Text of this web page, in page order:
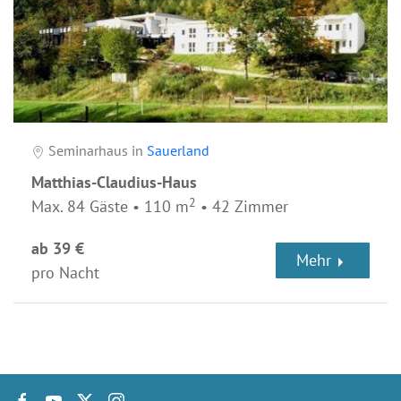
Seminarhaus in Sauerland
Matthias-Claudius-Haus
Max. 84 Gäste • 110 m2 • 42 Zimmer
ab 39 €
pro Nacht
Mehr